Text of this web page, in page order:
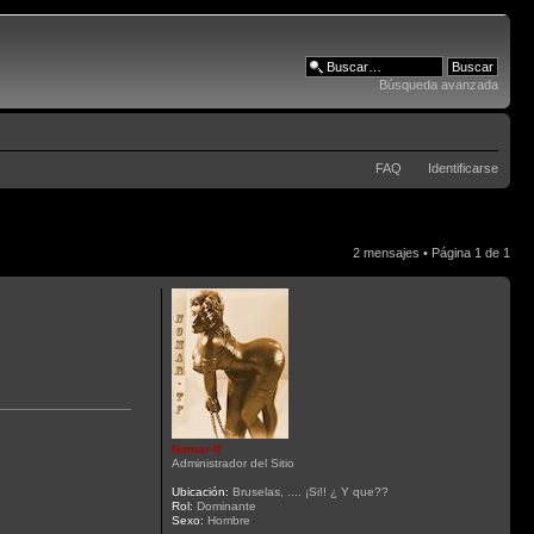
Búsqueda avanzada
FAQ Identificarse
2 mensajes • Página 1 de 1
Nomar-tf
Administrador del Sitio
Ubicación: Bruselas, .... ¡Si!! ¿ Y que??
Rol: Dominante
Sexo: Hombre